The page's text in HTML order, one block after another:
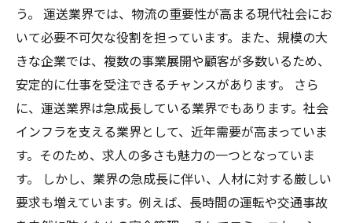
う。 運送業界では、物流の重要性が高まる現代社会にお
いて必要不可欠な役割を担っています。また、規模の大
きな企業では、複数の事業展開や顧客が多数いるため、
安定的に仕事を受注できるチャンスがあります。 さら
に、運送業界は急成長している業界でもあります。社会
インフラを支える業界として、近年需要が高まっていま
す。そのため、求人の多さも魅力の一つとなっていま
す。 しかし、業界の急成長に伴い、人材に対する厳しい
要求も増えています。例えば、長時間の運転や交通事故